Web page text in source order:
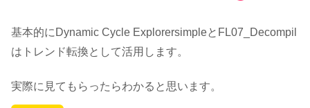
基本的にDynamic Cycle ExplorersimpleとFL07_Decompil
はトレンド転換として活用します。
実際に見てもらったらわかると思います。